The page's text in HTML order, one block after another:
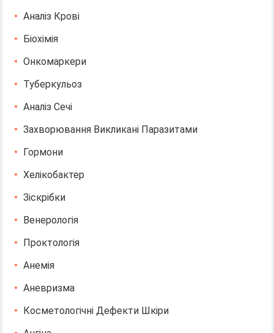
Аналіз Крові
Біохімія
Онкомаркери
Туберкульоз
Аналіз Сечі
Захворювання Викликані Паразитами
Гормони
Хелікобактер
Зіскрібки
Венерологія
Проктологія
Анемія
Аневризма
Косметологічні Дефекти Шкіри